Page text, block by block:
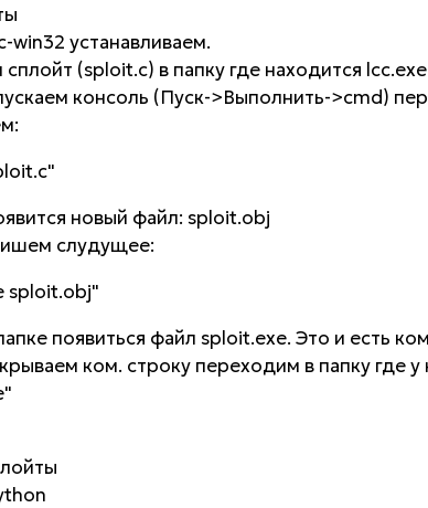
win32 устанавливаем.
(sploit.c) в папку где находится
консоль (Пуск->Выполнить->cmd)
новый файл: sploit.obj
слудущее:
sploit.obj"
появиться файл sploit.exe. Это и есть
ком. строку переходим в папку где